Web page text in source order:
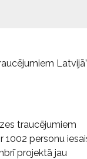
Latvijā”
traucējumiem
1002 personu
projektā jau